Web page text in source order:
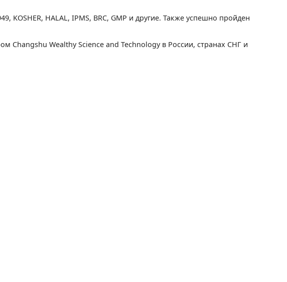
KOSHER, HALAL, IPMS, BRC, GMP и другие. Также успешно пройден
Changshu Wealthy Science and Technology в России, странах СНГ и